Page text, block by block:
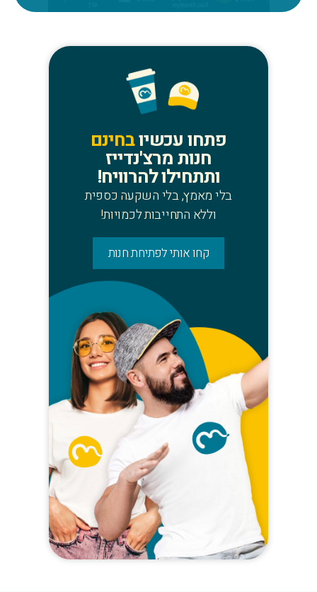
פתחו עכשיובחינם
חנות מרצ'נדייז
ותתחילו להרוויח!
בלי מאמץ, בלי השקעה כספית
וללא התחייבות לכמויות!
קחו אותי לפתיחת חנות